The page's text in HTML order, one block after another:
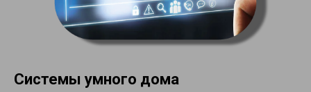
Системы умного дома